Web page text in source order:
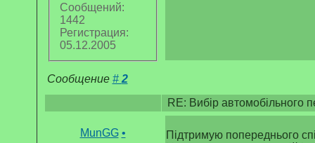
Сообщений:
1442
Регистрация:
05.12.2005
Сообщение # 2
RE: Вибір автомобільного
MunGG •
Підтримую попереднього